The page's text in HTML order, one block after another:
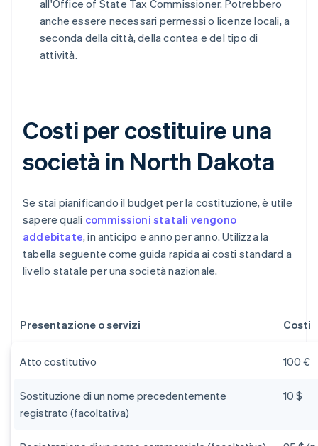
all'Office of State Tax Commissioner. Potrebbero
anche essere necessari permessi o licenze locali, a
seconda della città, della contea e del tipo di
attività.
Costi per costituire una
società in North Dakota
Se stai pianificando il budget per la costituzione, è utile
sapere quali commissioni statali vengono
addebitate, in anticipo e anno per anno. Utilizza la
tabella seguente come guida rapida ai costi standard a
livello statale per una società nazionale.
Presentazione o servizi Costi
Atto costitutivo 100 €
Sostituzione di un nome precedentemente
registrato (facoltativa)
10 $